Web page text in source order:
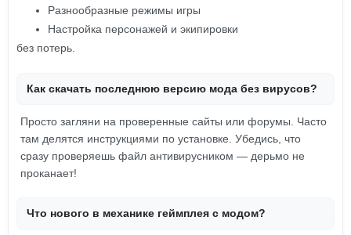
Разнообразные режимы игры
Настройка персонажей и экипировки
без потерь.
Как скачать последнюю версию мода без вирусов?
Просто загляни на проверенные сайты или форумы. Часто
там делятся инструкциями по установке. Убедись, что
сразу проверяешь файл антивирусником — дерьмо не
проканает!
Что нового в механике геймплея с модом?